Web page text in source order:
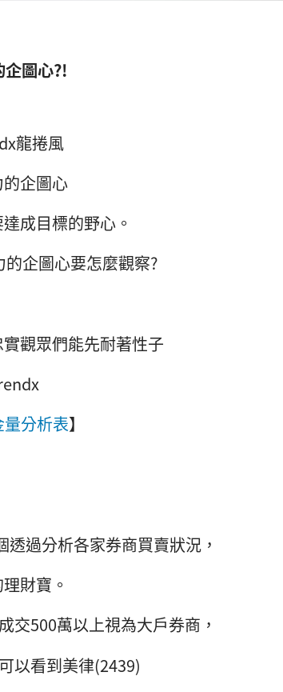
圖心?!
龍捲風
企圖心
成目標的野心。
企圖心要怎麼觀察?
觀眾們能先耐著性子
分析表】
透過分析各家券商買賣狀況，
財寶。
交500萬以上視為大戶券商，
以看到美律(2439)